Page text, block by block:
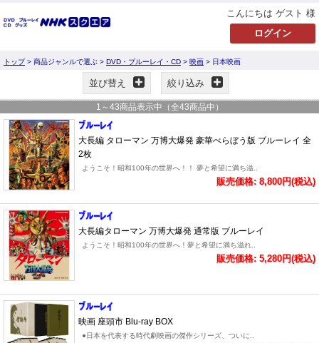
こんにちは ゲスト 様
トップ> 商品ジャンルで選ぶ > DVD・ブルーレイ・CD > 映画 > 日本映画
並び替え 絞り込み
1 ～ 43商品表示中（全43商品中）
大長編 タローマン 万博大爆発 豪華べらぼう版 ブルーレイ 全
2枚
ようこそ！昭和100年の世界へ！！ 夢と希望に満ち溢..
販売価格: 8,800円(税込)
大長編タローマン 万博大爆発 通常版 ブルーレイ
ようこそ！昭和100年の世界へ！夢と希望に満ち溢れ..
販売価格: 5,280円(税込)
映画 座頭市 Blu-ray BOX
●日本を代表する時代劇映画の傑作シリーズ、ついに..